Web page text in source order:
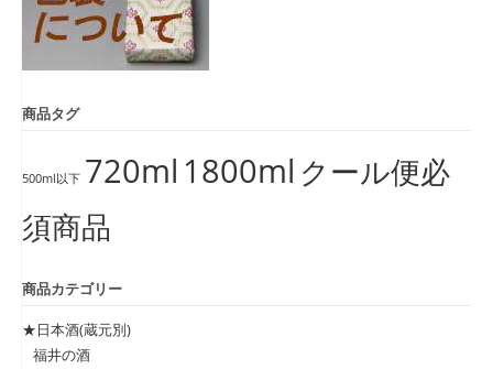
商品タグ
500ml以下 720ml 1800ml クール便必
須商品
商品カテゴリー
★日本酒(蔵元別)
福井の酒